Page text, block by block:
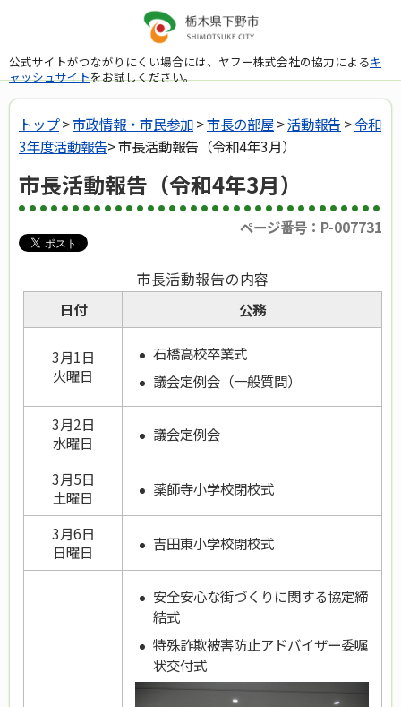
公式サイトがつながりにくい場合には、ヤフー株式会社の協力によるキ
ャッシュサイトをお試しください。
トップ>市政情報・市民参加>市長の部屋>活動報告 >令和
3年度活動報告> 市長活動報告（令和4年3月）
市長活動報告（令和4年3月）
ページ番号：P-007731
市長活動報告の内容
日付 公務
3月1日
火曜日
石橋高校卒業式
議会定例会（一般質問）
3月2日
水曜日
議会定例会
3月5日
土曜日
薬師寺小学校閉校式
3月6日
日曜日
吉田東小学校閉校式
安全安心な街づくりに関する協定締
結式
特殊詐欺被害防止アドバイザー委嘱
状交付式